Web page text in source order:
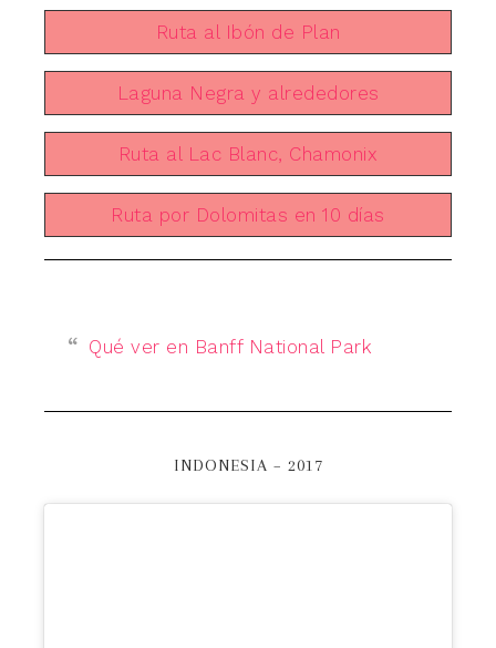
Ruta al Ibón de Plan
Laguna Negra y alrededores
Ruta al Lac Blanc, Chamonix
Ruta por Dolomitas en 10 días
Qué ver en Banff National Park
INDONESIA – 2017